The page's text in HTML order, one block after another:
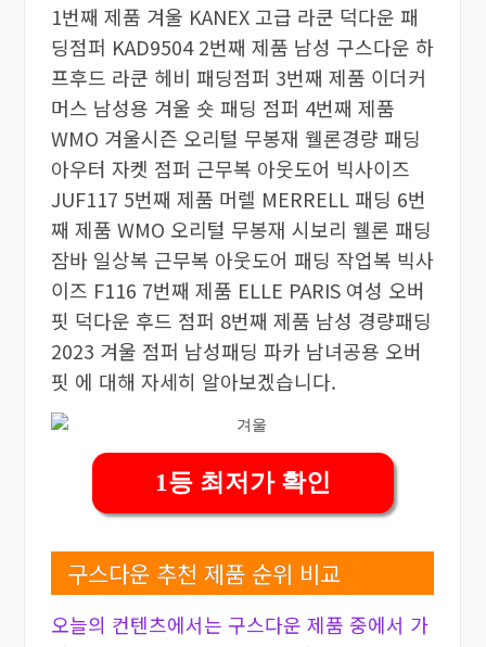
1번째 제품 겨울 KANEX 고급 라쿤 덕다운 패
딩점퍼 KAD9504 2번째 제품 남성 구스다운 하
프후드 라쿤 헤비 패딩점퍼 3번째 제품 이더커
머스 남성용 겨울 숏 패딩 점퍼 4번째 제품
WMO 겨울시즌 오리털 무봉재 웰론경량 패딩
아우터 자켓 점퍼 근무복 아웃도어 빅사이즈
JUF117 5번째 제품 머렐 MERRELL 패딩 6번
째 제품 WMO 오리털 무봉재 시보리 웰론 패딩
잠바 일상복 근무복 아웃도어 패딩 작업복 빅사
이즈 F116 7번째 제품 ELLE PARIS 여성 오버
핏 덕다운 후드 점퍼 8번째 제품 남성 경량패딩
2023 겨울 점퍼 남성패딩 파카 남녀공용 오버
핏 에 대해 자세히 알아보겠습니다.
1등 최저가 확인
구스다운 추천 제품 순위 비교
오늘의 컨텐츠에서는 구스다운 제품 중에서 가